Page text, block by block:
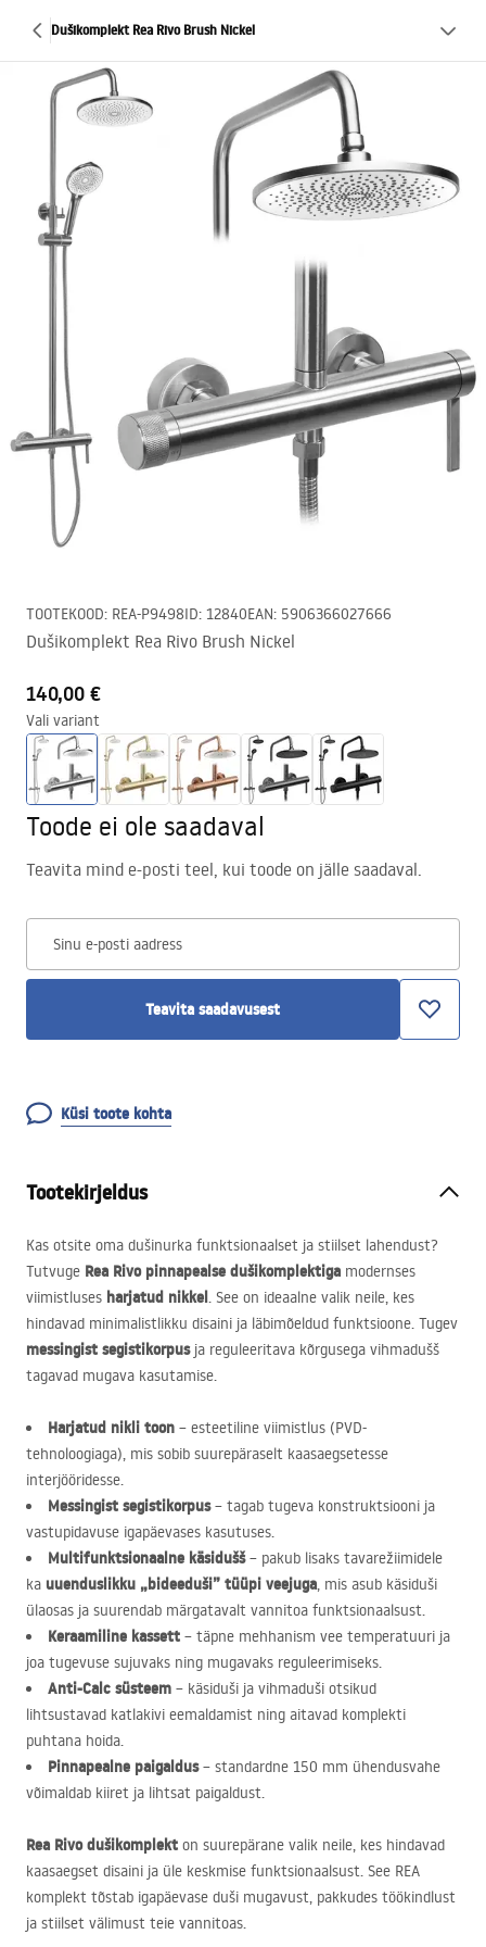
Dušikomplekt Rea Rivo Brush Nickel
TOOTEKOOD: REA-P9498ID: 12840EAN: 5906366027666
Dušikomplekt Rea Rivo Brush Nickel
140,00 €
Vali variant
Toode ei ole saadaval
Teavita mind e-posti teel, kui toode on jälle saadaval.
Sinu e-posti aadress
Teavita saadavusest
Küsi toote kohta
Tootekirjeldus
Kas otsite oma dušinurka funktsionaalset ja stiilset lahendust?
Tutvuge Rea Rivo pinnapealse dušikomplektiga modernses
viimistluses harjatud nikkel. See on ideaalne valik neile, kes
hindavad minimalistlikku disaini ja läbimõeldud funktsioone. Tugev
messingist segistikorpusja reguleeritava kõrgusega vihmadušš
tagavad mugava kasutamise.
Harjatud nikli toon – esteetiline viimistlus (PVD-
tehnoloogiaga), mis sobib suurepäraselt kaasaegsetesse
interjööridesse.
Messingist segistikorpus– tagab tugeva konstruktsiooni ja
vastupidavuse igapäevases kasutuses.
Multifunktsionaalne käsidušš– pakub lisaks tavarežiimidele
ka uuenduslikku „bideeduši” tüüpi veejuga, mis asub käsiduši
ülaosas ja suurendab märgatavalt vannitoa funktsionaalsust.
Keraamiline kassett – täpne mehhanism vee temperatuuri ja
joa tugevuse sujuvaks ning mugavaks reguleerimiseks.
Anti-Calc süsteem – käsiduši ja vihmaduši otsikud
lihtsustavad katlakivi eemaldamist ning aitavad komplekti
puhtana hoida.
Pinnapealne paigaldus– standardne 150 mm ühendusvahe
võimaldab kiiret ja lihtsat paigaldust.
Rea Rivo dušikomplekt on suurepärane valik neile, kes hindavad
kaasaegset disaini ja üle keskmise funktsionaalsust. See REA
komplekt tõstab igapäevase duši mugavust, pakkudes töökindlust
ja stiilset välimust teie vannitoas.